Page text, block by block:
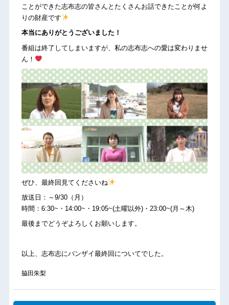
ことができた志布志の皆さんとたくさんお話できたことが何よ
りの財産です
本当にありがとうございました！
番組は終了してしまいますが、私の志布志への愛は変わりませ
ん！
ぜひ、最終回見てくださいね
放送日：～9/30（月）
時間：6:30~・14:00~・19:05~(土曜以外)・23:00~(月～木)
最後までどうぞよろしくお願いします。
以上、志布志にバンザイ最終回についてでした。
脇田朱梨